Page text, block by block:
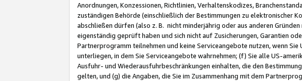
Anordnungen, Konzessionen, Richtlinien, Verhaltenskodizes,
zuständigen Behörde (einschließlich der Bestimmungen zu elektronischer
abschließen dürfen (also z. B. nicht minderjährig oder aus anderen
eigenständig geprüft haben und sich nicht auf Zusicherungen, Garantien
Partnerprogramm teilnehmen und keine Serviceangebote nutzen, wenn
unterliegen, in dem Sie Serviceangebote wahrnehmen; (f) Sie alle US-
Ausfuhr- und Wiederausfuhrbeschränkungen einhalten, die den
gelten, und (g) die Angaben, die Sie im Zusammenhang mit dem